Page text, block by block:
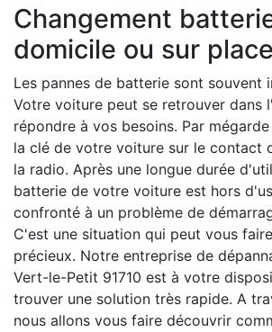
Changement
domicile ou sur
Les pannes de batterie sont souvent
Votre voiture peut se retrouver dans
répondre à vos besoins. Par
la clé de votre voiture sur le contact
la radio. Après une longue durée
batterie de votre voiture est hors
confronté à un problème de
C'est une situation qui peut vous
précieux. Notre entreprise de
Vert-le-Petit 91710 est à votre
trouver une solution très rapide. A
nous allons vous faire découvrir